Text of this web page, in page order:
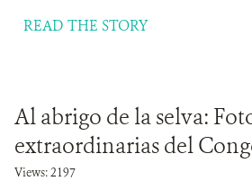
READ THE STORY
Al abrigo de la selva:
extraordinarias del
Views: 2197